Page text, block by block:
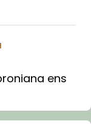
ens
ha